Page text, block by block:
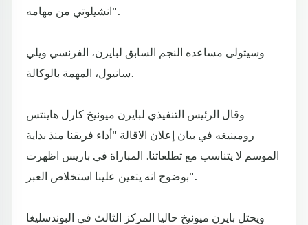
انشيلوتي من مهامه".
وسيتولى مساعده النجم السابق لبايرن، الفرنسي ويلي
سانيول، المهمة بالوكالة.
وقال الرئيس التنفيذي لبايرن ميونيخ كارل هاينتس
رومينيغه في بيان إعلان الاقالة "أداء فريقنا منذ بداية
الموسم لا يتناسب مع تطلعاتنا. المباراة في باريس اظهرت
بوضوح انه يتعين علينا استخلاص العبر".
ويحتل بايرن ميونيخ حاليا المركز الثالث في البوندسليغا